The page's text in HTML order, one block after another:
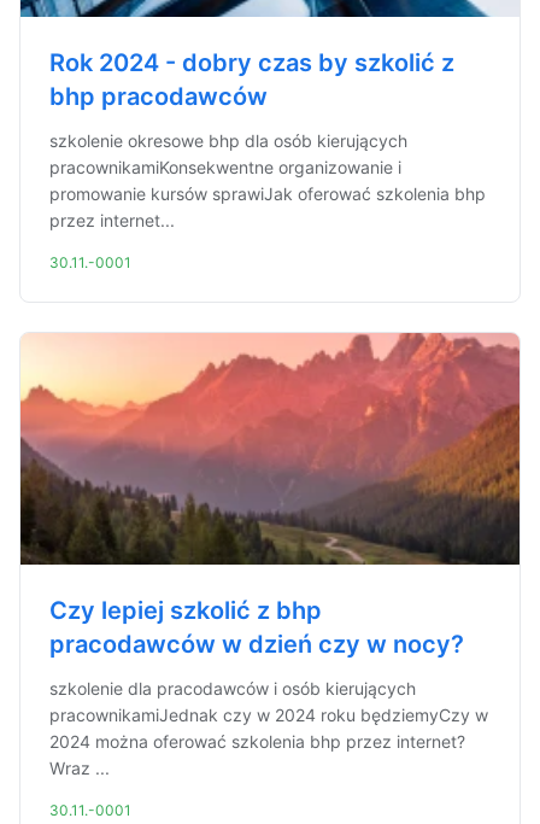
Rok 2024 - dobry czas by szkolić z
bhp pracodawców
szkolenie okresowe bhp dla osób kierujących
pracownikamiKonsekwentne organizowanie i
promowanie kursów sprawiJak oferować szkolenia bhp
przez internet...
30.11.-0001
Czy lepiej szkolić z bhp
pracodawców w dzień czy w nocy?
szkolenie dla pracodawców i osób kierujących
pracownikamiJednak czy w 2024 roku będziemyCzy w
2024 można oferować szkolenia bhp przez internet?
Wraz ...
30.11.-0001